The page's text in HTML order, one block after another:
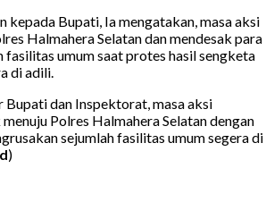
kepada Bupati, Ia mengatakan, masa aksi
Halmahera Selatan dan mendesak para
fasilitas umum saat protes hasil sengketa
di adili.
Bupati dan Inspektorat, masa aksi
Polres Halmahera Selatan dengan
sejumlah fasilitas umum segera di
)